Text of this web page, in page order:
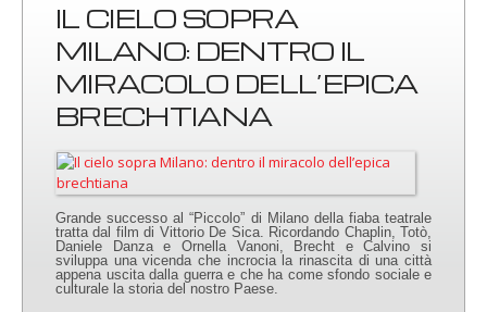
IL CIELO SOPRA
MILANO: DENTRO IL
MIRACOLO DELL’EPICA
BRECHTIANA
Grande successo al “Piccolo” di Milano della fiaba teatrale
tratta dal film di Vittorio De Sica. Ricordando Chaplin, Totò,
Daniele Danza e Ornella Vanoni, Brecht e Calvino si
sviluppa una vicenda che incrocia la rinascita di una città
appena uscita dalla guerra e che ha come sfondo sociale e
culturale la storia del nostro Paese.